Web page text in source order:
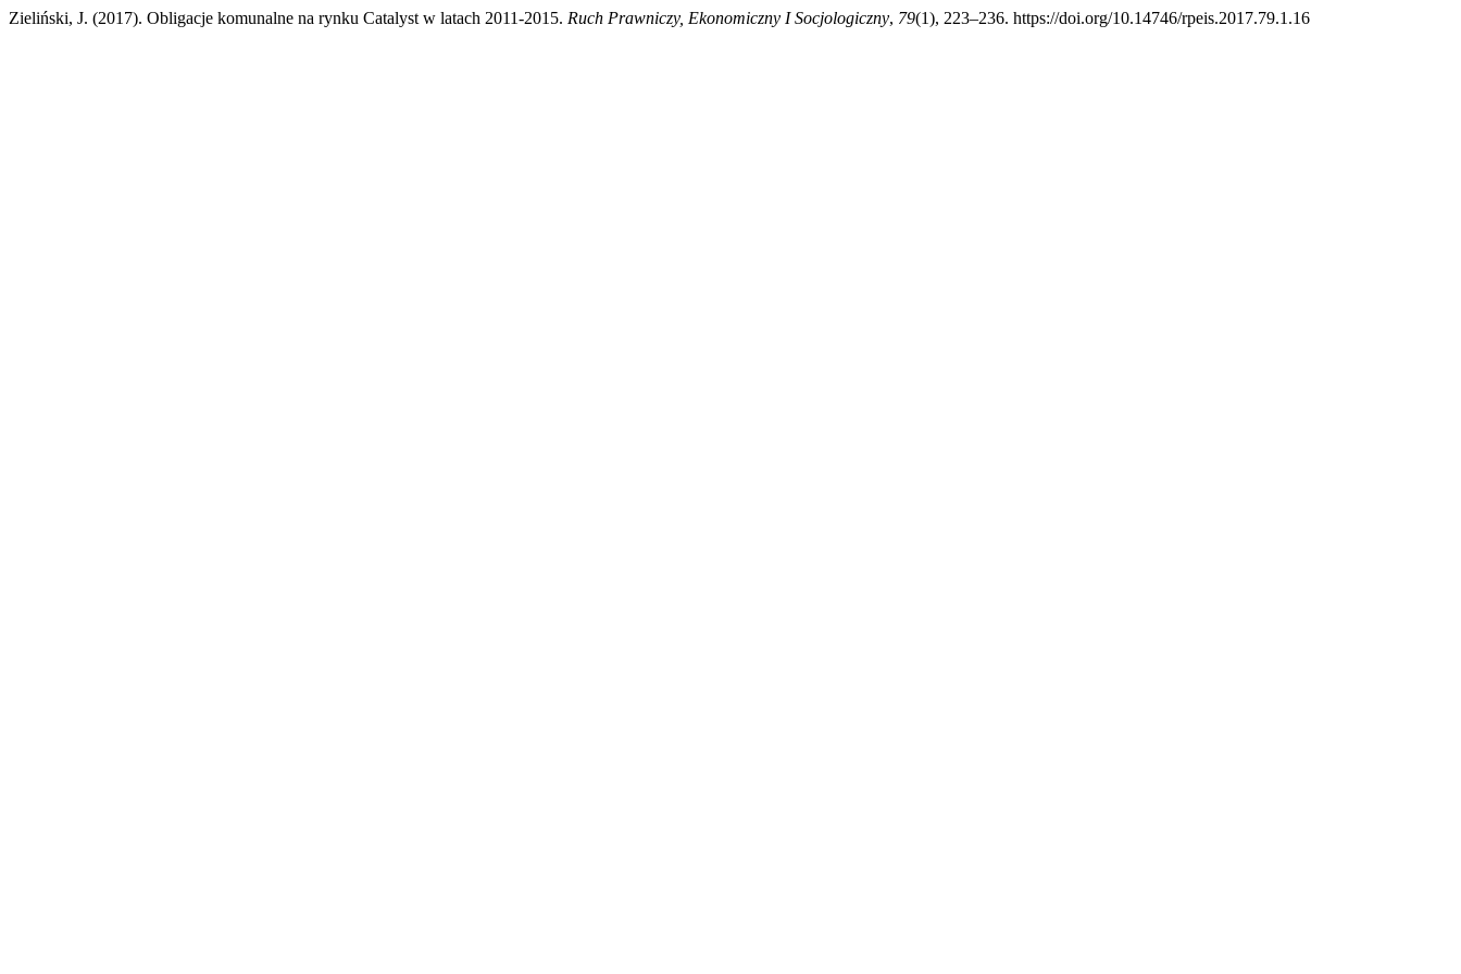
Zieliński, J. (2017). Obligacje komunalne na rynku Catalyst w latach 2011-2015. Ruch Prawniczy, Ekonomiczny I Socjologiczny, 79(1), 223–236. https://doi.org/10.14746/rpeis.2017.79.1.16